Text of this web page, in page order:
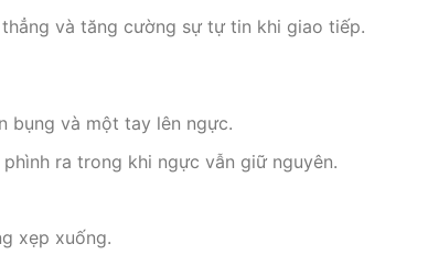
và tăng cường sự tự tin khi giao tiếp.
bụng và một tay lên ngực.
ra trong khi ngực vẫn giữ nguyên.
xẹp xuống.